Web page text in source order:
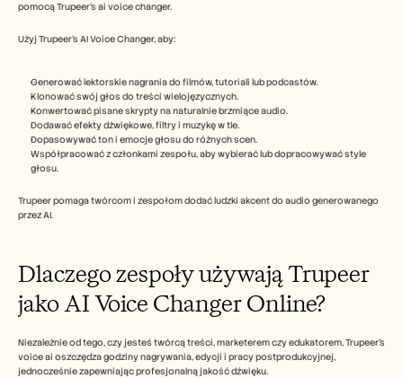
pomocą Trupeer’s ai voice changer.
Użyj Trupeer’s AI Voice Changer, aby:
Generować lektorskie nagrania do filmów, tutoriali lub podcastów.
Klonować swój głos do treści wielojęzycznych.
Konwertować pisane skrypty na naturalnie brzmiące audio.
Dodawać efekty dźwiękowe, filtry i muzykę w tle.
Dopasowywać ton i emocje głosu do różnych scen.
Współpracować z członkami zespołu, aby wybierać lub dopracowywać style
głosu.
Trupeer pomaga twórcom i zespołom dodać ludzki akcent do audio generowanego
przez AI.
Dlaczego zespoły używają Trupeer
jako AI Voice Changer Online?
Niezależnie od tego, czy jesteś twórcą treści, marketerem czy edukatorem, Trupeer’s
voice ai oszczędza godziny nagrywania, edycji i pracy postprodukcyjnej,
jednocześnie zapewniając profesjonalną jakość dźwięku.